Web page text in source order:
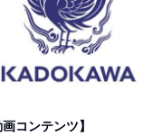
画コンテンツ】